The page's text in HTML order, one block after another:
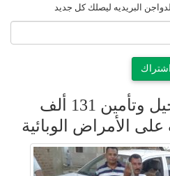
البريديه ليصلك كل جديد
اشتراك
"الزراعة" تعلن تسجيل وتأمين 131 ألف
الأمراض الوبائية